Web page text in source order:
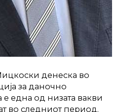
денеска во
за даночно
е една од низата вакви
во следниот период.